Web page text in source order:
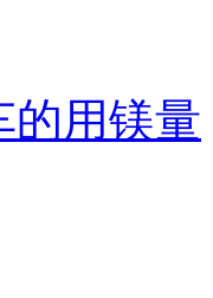
的用镁量